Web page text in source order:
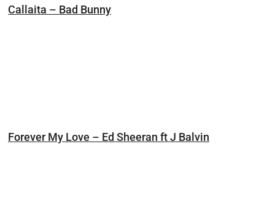
Callaita – Bad Bunny
Forever My Love – Ed Sheeran ft J Balvin